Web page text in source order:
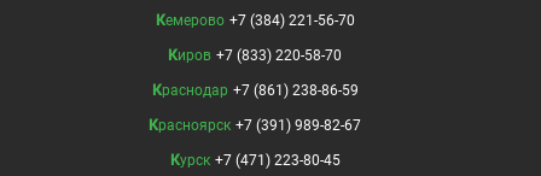
Кемерово +7 (384) 221-56-70
Киров +7 (833) 220-58-70
Краснодар +7 (861) 238-86-59
Красноярск +7 (391) 989-82-67
Курск +7 (471) 223-80-45